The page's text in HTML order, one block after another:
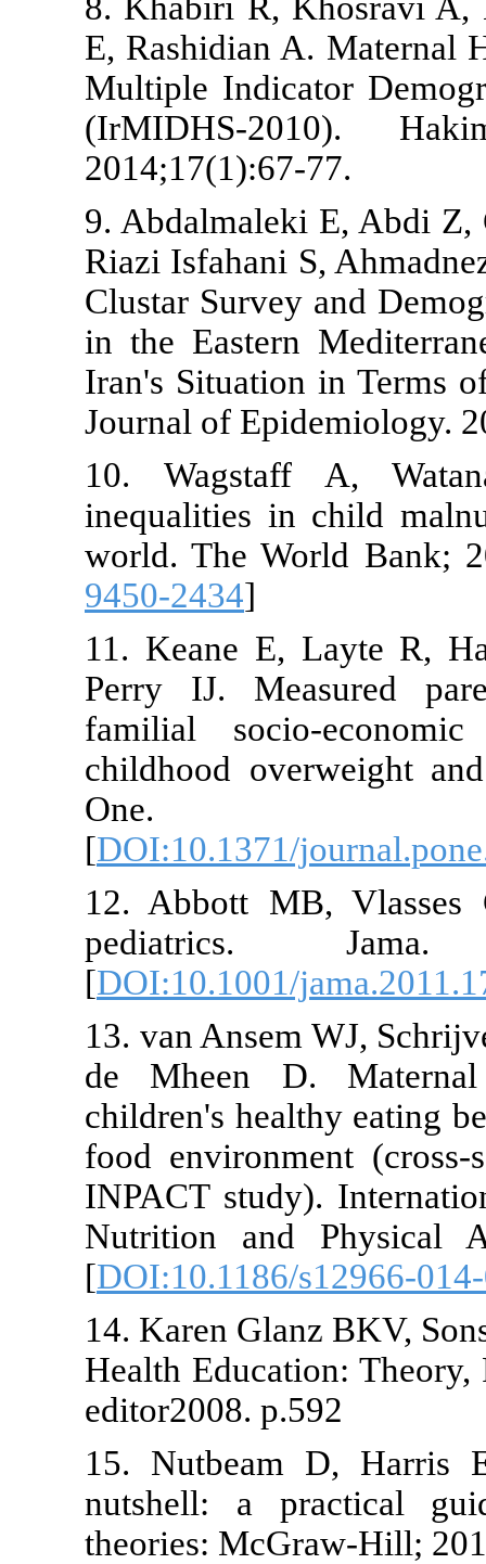
E, Rashidian
Multiple
(IrMIDHS-
9.
Riazi
Clustar
in the
Iran's
Journal of
10.
inequalities
world. The
11. Keane
Perry IJ.
familial
childhood
[
12. Abbott
[
13. van
de Mheen
children's
food
INPACT
Nutrition
[
14. Karen
Health
editor2008.
15.
nutshell: a
theories: